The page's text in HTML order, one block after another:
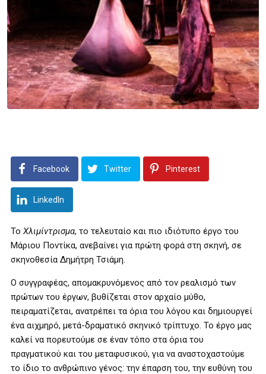
Facebook Twitter Pinterest
LinkedIn
Το Χλιμίντρισμα, το τελευταίο και πιο ιδιότυπο έργο του
Μάριου Ποντίκα, ανεβαίνει για πρώτη φορά στη σκηνή, σε
σκηνοθεσία Δημήτρη Τσιάμη.
Ο συγγραφέας, απομακρυνόμενος από τον ρεαλισμό των
πρώτων του έργων, βυθίζεται στον αρχαίο μύθο,
πειραματίζεται, ανατρέπει τα όρια του λόγου και δημιουργεί
ένα αιχμηρό, μετά-δραματικό σκηνικό τρίπτυχο. Το έργο μας
καλεί να πορευτούμε σε έναν τόπο στα όρια του
πραγματικού και του μεταφυσικού, για να αναστοχαστούμε
το ίδιο το ανθρώπινο γένος: την έπαρση του, την ευθύνη του